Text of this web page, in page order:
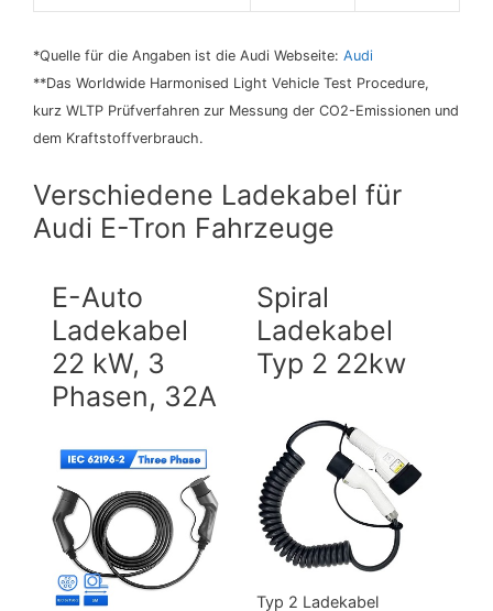
*Quelle für die Angaben ist die Audi Webseite: Audi
**Das Worldwide Harmonised Light Vehicle Test Procedure,
kurz WLTP Prüfverfahren zur Messung der CO2-Emissionen und
dem Kraftstoffverbrauch.
Verschiedene Ladekabel für
Audi E-Tron Fahrzeuge
E-Auto
Ladekabel
22 kW, 3
Phasen, 32A
Spiral
Ladekabel
Typ 2 22kw
Typ 2 Ladekabel